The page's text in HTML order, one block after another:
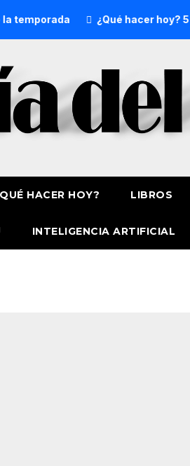
¿Qué hacer hoy? 5
HACER HOY? LIBROS
INTELIGENCIA ARTIFICIAL